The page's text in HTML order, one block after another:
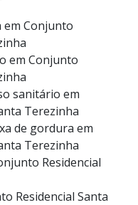
em Conjunto
em Conjunto
sanitário em
Terezinha
de gordura em
Terezinha
Residencial
Residencial Santa